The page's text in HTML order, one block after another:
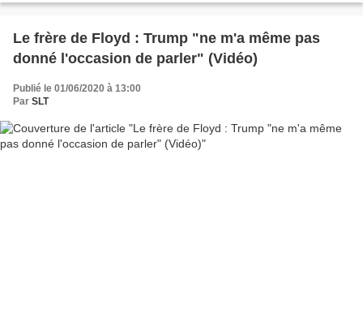
Le frère de Floyd : Trump "ne m'a même pas
donné l'occasion de parler" (Vidéo)
Publié le 01/06/2020 à 13:00
Par SLT